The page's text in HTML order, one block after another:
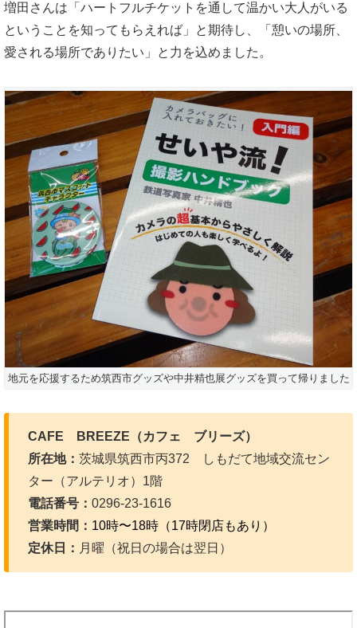
増田さんは「ハートフルチケットを通して温かい大人がいる
ということを知ってもらえれば」と期待し、「憩いの場所、
愛される場所でありたい」と力を込めました。
地元を応援するため筑西市グッズや中井精也展グッズを買って帰りました
CAFE BREEZE（カフェ ブリーズ）
所在地： 茨城県筑西市丙372 しもだて地域交流セン
ター（アルテリオ）1階
電話番号： 0296-23-1616
営業時間： 10時〜18時（17時閉店もあり）
定休日： 月曜（祝日の場合は翌日）